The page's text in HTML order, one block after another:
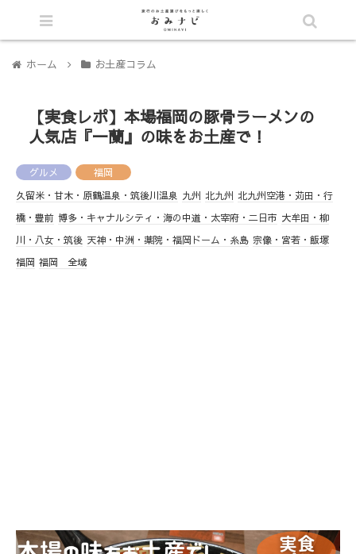
ホーム お土産コラム
【実食レポ】本場福岡の豚骨ラーメンの
人気店『一蘭』の味をお土産で！
グルメ
福岡
久留米・甘木・原鶴温泉・筑後川温泉 九州 北九州 北九州空港・苅田・行
橋・豊前 博多・キャナルシティ・海の中道・太宰府・二日市 大牟田・柳
川・八女・筑後 天神・中洲・薬院・福岡ドーム・糸島 宗像・宮若・飯塚
福岡 福岡 全域
シェア